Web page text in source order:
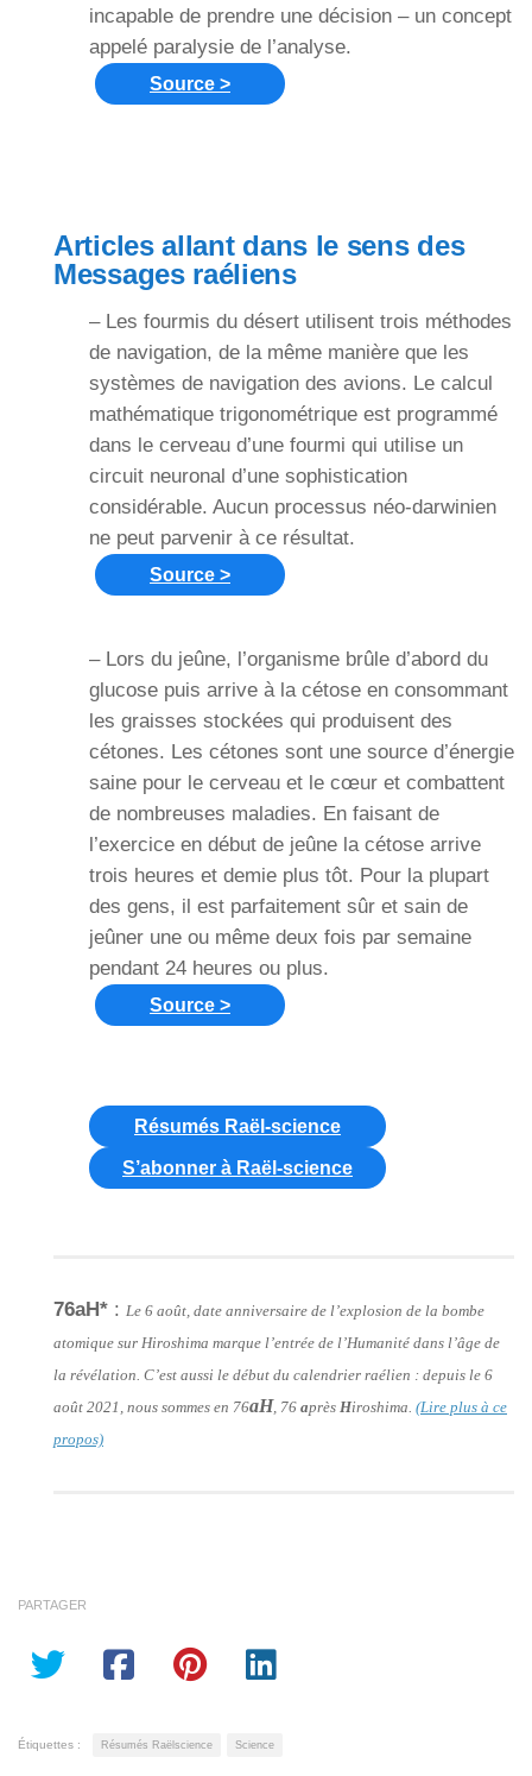
incapable de prendre une décision – un concept
appelé paralysie de l’analyse.
Source >
Articles allant dans le sens des
Messages raéliens
– Les fourmis du désert utilisent trois méthodes
de navigation, de la même manière que les
systèmes de navigation des avions. Le calcul
mathématique trigonométrique est programmé
dans le cerveau d’une fourmi qui utilise un
circuit neuronal d’une sophistication
considérable. Aucun processus néo-darwinien
ne peut parvenir à ce résultat.
Source >
– Lors du jeûne, l’organisme brûle d’abord du
glucose puis arrive à la cétose en consommant
les graisses stockées qui produisent des
cétones. Les cétones sont une source d’énergie
saine pour le cerveau et le cœur et combattent
de nombreuses maladies. En faisant de
l’exercice en début de jeûne la cétose arrive
trois heures et demie plus tôt. Pour la plupart
des gens, il est parfaitement sûr et sain de
jeûner une ou même deux fois par semaine
pendant 24 heures ou plus.
Source >
Résumés Raël-science
S’abonner à Raël-science
76aH* : Le 6 août, date anniversaire de l’explosion de la bombe
atomique sur Hiroshima marque l’entrée de l’Humanité dans l’âge de
la révélation. C’est aussi le début du calendrier raélien : depuis le 6
août 2021, nous sommes en 76aH, 76 après Hiroshima. (Lire plus à ce
propos)
PARTAGER
Étiquettes : Résumés Raëlscience Science